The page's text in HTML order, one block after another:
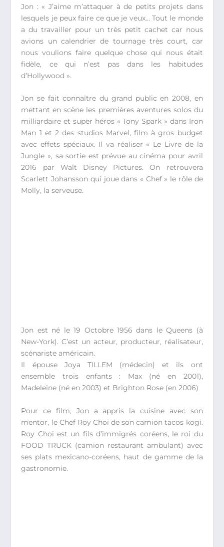
Jon : « J’aime m’attaquer à de petits projets dans
lesquels je peux faire ce que je veux… Tout le monde
a du travailler pour un très petit cachet car nous
avions un calendrier de tournage très court, car
nous voulions faire quelque chose qui nous était
fidèle, ce qui n’est pas dans les habitudes
d’Hollywood ».
Jon se fait connaître du grand public en 2008, en
mettant en scène les premières aventures solos du
milliardaire et super héros « Tony Spark » dans Iron
Man 1 et 2 des studios Marvel, film à gros budget
avec effets spéciaux. Il va réaliser « Le Livre de la
Jungle », sa sortie est prévue au cinéma pour avril
2016 par Walt Disney Pictures. On retrouvera
Scarlett Johansson qui joue dans « Chef » le rôle de
Molly, la serveuse.
Jon est né le 19 Octobre 1956 dans le Queens (à
New-York). C’est un acteur, producteur, réalisateur,
scénariste américain.
Il épouse Joya TILLEM (médecin) et ils ont
ensemble trois enfants : Max (né en 2001),
Madeleine (né en 2003) et Brighton Rose (en 2006)
Pour ce film, Jon a appris la cuisine avec son
mentor, le Chef Roy Choi de son camion tacos kogi.
Roy Choi est un fils d’immigrés coréens, le roi du
FOOD TRUCK (camion restaurant ambulant) avec
ses plats mexicano-coréens, haut de gamme de la
gastronomie.